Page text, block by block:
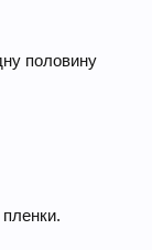
половину